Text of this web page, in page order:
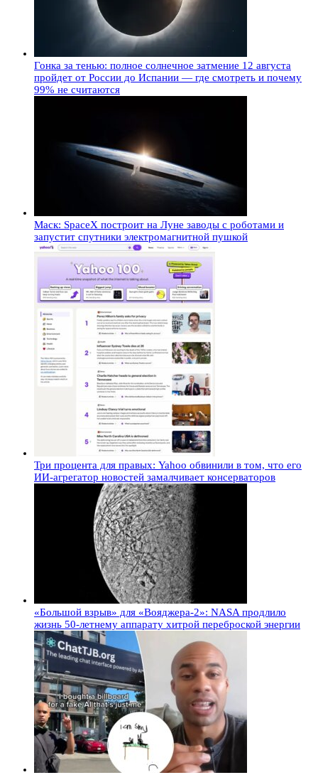
Гонка за тенью: полное солнечное затмение 12 августа
пройдет от России до Испании — где смотреть и почему
99% не считаются
Маск: SpaceX построит на Луне заводы с роботами и
запустит спутники электромагнитной пушкой
Три процента для правых: Yahoo обвинили в том, что его
ИИ-агрегатор новостей замалчивает консерваторов
«Большой взрыв» для «Вояджера-2»: NASA продлило
жизнь 50-летнему аппарату хитрой переброской энергии